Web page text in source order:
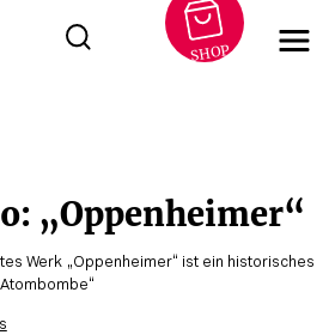
SHOP
„Oppenheimer“
Werk „Oppenheimer“ ist ein historisches